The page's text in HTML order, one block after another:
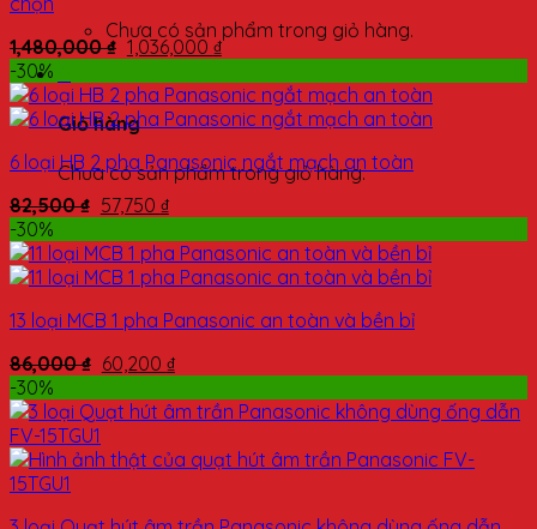
Chưa có sản phẩm trong giỏ hàng.
Giỏ hàng
Chưa có sản phẩm trong giỏ hàng.
1,480,000₫ 1,036,000 ₫
-30%
6 loại HB 2 pha Panasonic ngắt mạch an toàn
82,500₫ 57,750 ₫
-30%
13 loại MCB 1 pha Panasonic an toàn và bền bỉ
86,000₫ 60,200 ₫
-30%